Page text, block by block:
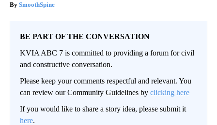
SmoothSpine
BE PART OF THE CONVERSATION
KVIA ABC 7 is committed to providing a forum for civil
and constructive conversation.
Please keep your comments respectful and relevant. You
can review our Community Guidelines by clicking here
If you would like to share a story idea, please submit it
here.